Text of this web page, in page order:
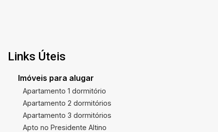
Links Úteis
Imóveis para alugar
Apartamento 1 dormitório
Apartamento 2 dormitórios
Apartamento 3 dormitórios
Apto no Presidente Altino